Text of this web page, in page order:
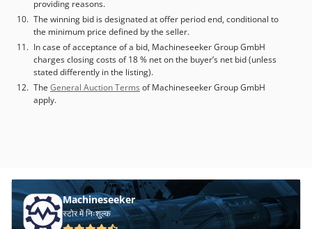
providing reasons.
The winning bid is designated at offer period end, conditional to
the minimum price defined by the seller.
In case of acceptance of a bid, Machineseeker Group GmbH
charges closing costs of 18 % net on the buyer’s net bid (unless
stated differently in the listing).
The General Auction Terms of Machineseeker Group GmbH
apply.
Machineseeker
स्टोर में निःशुल्क